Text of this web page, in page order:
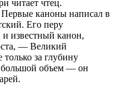
читает чтец.
каноны написал в
Его перу
известный канон,
— Великий
за глубину
большой объем — он